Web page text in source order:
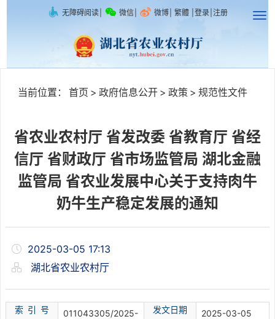
无障碍阅读 微信 微博 繁體 登录 注册
当前位置： 首页 > 政府信息公开 > 政策 > 规范性文件
省农业农村厅 省发改委 省教育厅 省经
信厅 省财政厅 省市场监管局 湖北金融
监管局 省农业发展中心关于支持肉牛
奶牛生产稳定发展的通知
2025-03-05 17:13
湖北省农业农村厅
索 引 号
011043305/2025-
发文日期 2025-03-05